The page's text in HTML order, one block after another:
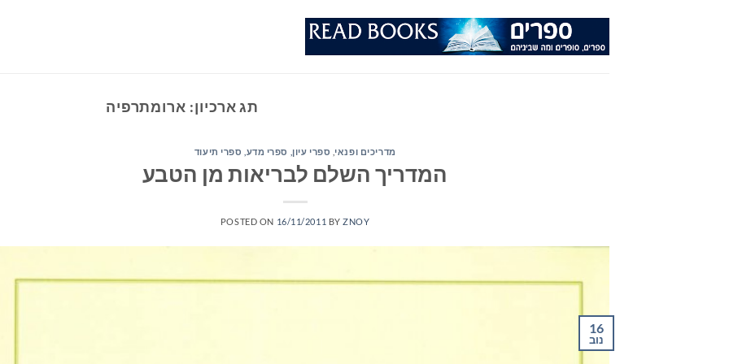
תג ארכיון: ארומתרפיה
מדריכים ופנאי ספרי עיון, ספרי מדע, ספרי תיעוד
המדריך השלם לבריאות מן הטבע
POSTED ON 16/11/2011 BYZNOY
16
נוב